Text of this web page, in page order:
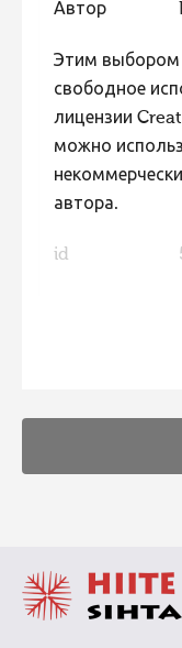
Автор
Этим выбором
свободное
лицензии
можно
автора.
id